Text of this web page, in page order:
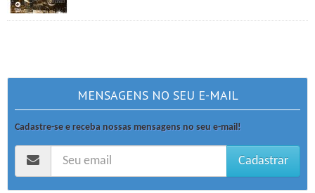
MENSAGENS NO SEU E-MAIL
Cadastre-se e receba nossas mensagens no seu e-mail!
Cadastrar